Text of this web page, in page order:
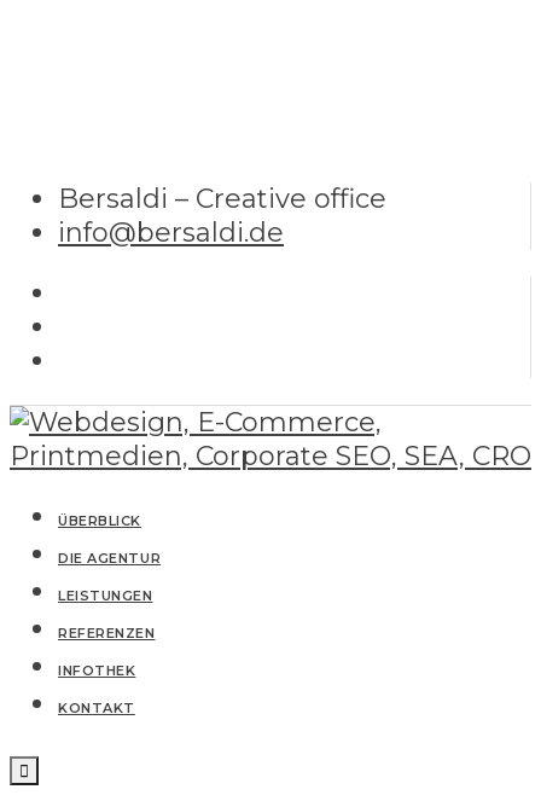
Bersaldi – Creative office
info@bersaldi.de
ÜBERBLICK
DIE AGENTUR
LEISTUNGEN
REFERENZEN
IN­FO­THEK
KONTAKT